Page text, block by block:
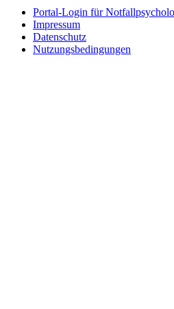
Portal-Login für
Impressum
Datenschutz
Nutzungsbedingungen